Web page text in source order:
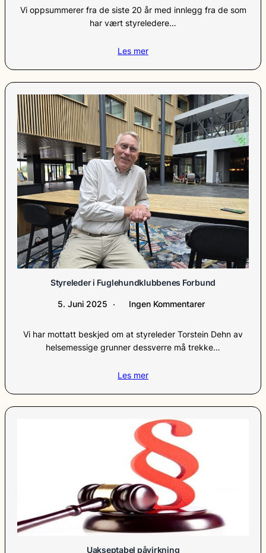
Vi oppsummerer fra de siste 20 år med innlegg fra de som
har vært styreledere…
Les mer
Styreleder i Fuglehundklubbenes Forbund
5. Juni 2025 Ingen Kommentarer
Vi har mottatt beskjed om at styreleder Torstein Dehn av
helsemessige grunner dessverre må trekke…
Les mer
Uakseptabel påvirkning